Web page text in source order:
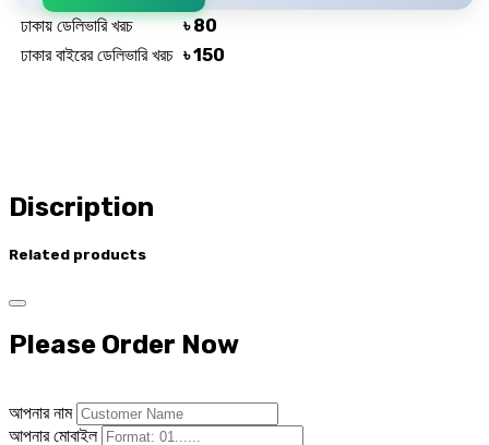
ঢাকায় ডেলিভারি খরচ
৳ 80
ঢাকার বাইরের ডেলিভারি খরচ ৳ 150
Discription
Related products
Please Order Now
আপনার নাম
আপনার মোবাইল